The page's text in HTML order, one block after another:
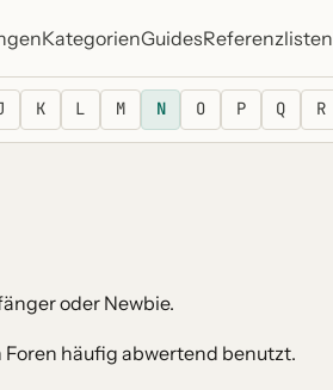
KategorienGuidesReferenzlisten
K L M N O P Q R
oder Newbie.
häufig abwertend benutzt.